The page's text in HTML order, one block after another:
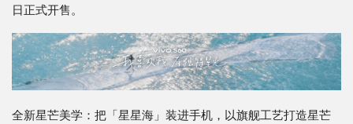
日正式开售。
全新星芒美学：把「星星海」装进手机，以旗舰工艺打造星芒